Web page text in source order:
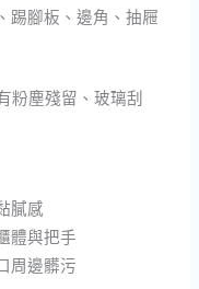
踢腳板、邊角、抽屜
粉塵殘留、玻璃刮
膩感
體與把手
周邊髒污